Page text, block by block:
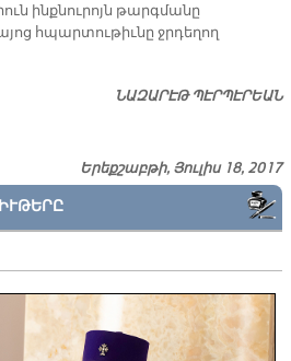
ինքնուրոյն թարգմանը
հպարտութիւնը ջրդեղող
ՆԱԶԱՐԷԹ ՊԷՐՊԷՐԵԱՆ
Երեքշաբթի, Յուլիս 18, 2017